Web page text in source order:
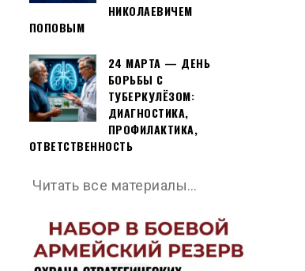
НИКОЛАЕВИЧЕМ
ПОПОВЫМ
24 МАРТА — ДЕНЬ
БОРЬБЫ С
ТУБЕРКУЛЁЗОМ:
ДИАГНОСТИКА,
ПРОФИЛАКТИКА,
ОТВЕТСТВЕННОСТЬ
Читать все материалы…